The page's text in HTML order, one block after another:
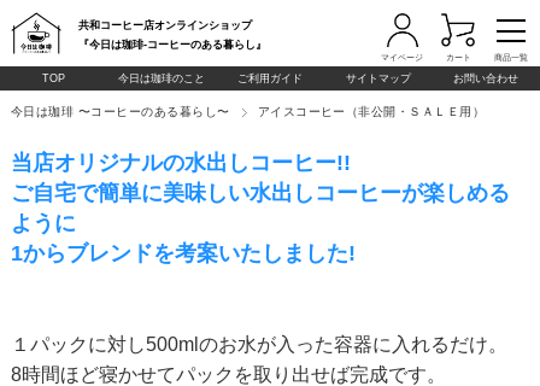
商品一覧
共和コーヒー店オンラインショップ
『今日は珈琲-コーヒーのある暮らし』
マイページ カート
TOP 今日は珈琲のこと ご利用ガイド サイトマップ お問い合わせ
今日は珈琲 〜コーヒーのある暮らし〜 アイスコーヒー（非公開・ＳＡＬＥ用）
当店オリジナルの水出しコーヒー!!
ご自宅で簡単に美味しい水出しコーヒーが楽しめる
ように
1からブレンドを考案いたしました!
１パックに対し500mlのお水が入った容器に入れるだけ。
8時間ほど寝かせてパックを取り出せば完成です。